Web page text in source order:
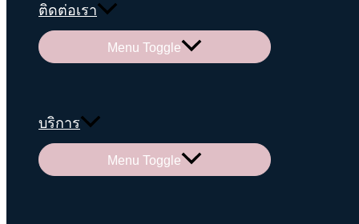
ติดต่อเรา
Menu Toggle
บริการ
Menu Toggle